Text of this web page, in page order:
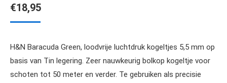
€18,95
H&N Baracuda Green, loodvrije luchtdruk kogeltjes 5,5 mm op
basis van Tin legering. Zeer nauwkeurig bolkop kogeltje voor
schoten tot 50 meter en verder. Te gebruiken als precisie